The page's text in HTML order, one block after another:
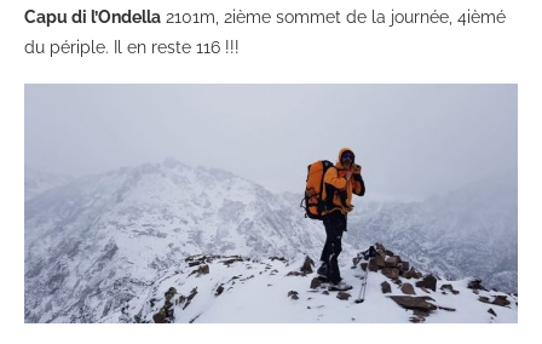
Capu di l’Ondella 2101m, 2ième sommet de la journée, 4ièmé
du périple. Il en reste 116 !!!